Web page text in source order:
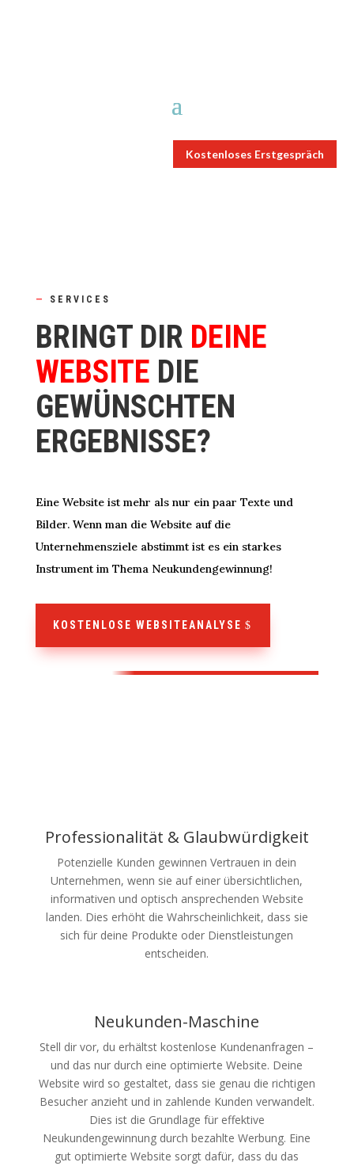
Kostenloses Erstgespräch
— SERVICES
BRINGT DIR DEINE
WEBSITE DIE
GEWÜNSCHTEN
ERGEBNISSE?
Eine Website ist mehr als nur ein paar Texte und
Bilder. Wenn man die Website auf die
Unternehmensziele abstimmt ist es ein starkes
Instrument im Thema Neukundengewinnung!
KOSTENLOSE WEBSITEANALYSE
Professionalität & Glaubwürdigkeit
Potenzielle Kunden gewinnen Vertrauen in dein
Unternehmen, wenn sie auf einer übersichtlichen,
informativen und optisch ansprechenden Website
landen. Dies erhöht die Wahrscheinlichkeit, dass sie
sich für deine Produkte oder Dienstleistungen
entscheiden.
Neukunden-Maschine
Stell dir vor, du erhältst kostenlose Kundenanfragen –
und das nur durch eine optimierte Website. Deine
Website wird so gestaltet, dass sie genau die richtigen
Besucher anzieht und in zahlende Kunden verwandelt.
Dies ist die Grundlage für effektive
Neukundengewinnung durch bezahlte Werbung. Eine
gut optimierte Website sorgt dafür, dass du das